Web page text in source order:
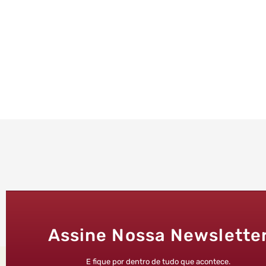
Assine Nossa
E fique por dentro de tudo que acontece.